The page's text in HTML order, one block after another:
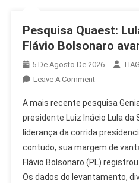
Pesquisa Quaest:
Flávio Bolsonaro
5 De Agosto De 2026
Leave A CommentOn
Quaest:
Lula
Mantém
39%,
Flávio
Bolsonaro
A mais recente pesquisa
presidente Luiz Inácio Lula da
liderança da corrida
contudo, sua margem de
Flávio Bolsonaro (PL)
Os dados do levantamento,